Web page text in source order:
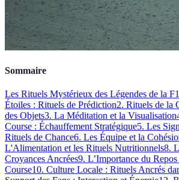
Sommaire
Les Rituels Mystérieux des Légendes de la F1
Étoiles : Rituels de Prédiction2. Rituels de la
des Objets3. La Méditation et la Visualisation
Course : Échauffement Stratégique5. Les
Rituels de Chance6. Les Équipe et la
L'Alimentation et les Rituels Nutritionnels8.
Croyances Ancrées9. L’Importance du
Course10. Culture Locale : Rituels Ancrés